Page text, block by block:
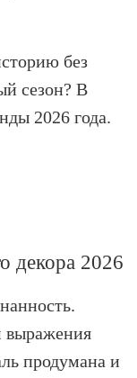
без
сезон? В
2026 года.
декора 2026
выражения
продумана и